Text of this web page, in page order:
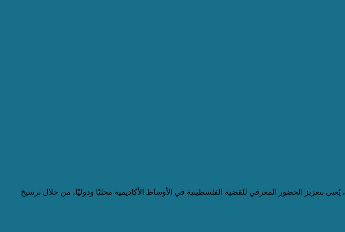
منتدى الأكاديميين الدولي لقضايا القدس هو مؤسسة أكاديمية تركية تأسست في إسطنبول عام 2023، يُعنى بتعزيز الحضور المعرفي للقضية الفلسطينية في الأوساط الأكاديمية محليًا ودوليًا، من خلال ترسيخ